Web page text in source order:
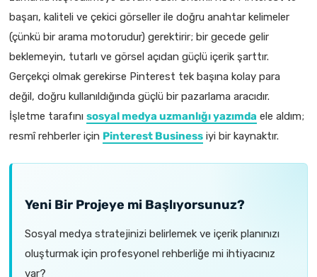
başarı, kaliteli ve çekici görseller ile doğru anahtar kelimeler
(çünkü bir arama motorudur) gerektirir; bir gecede gelir
beklemeyin, tutarlı ve görsel açıdan güçlü içerik şarttır.
Gerçekçi olmak gerekirse Pinterest tek başına kolay para
değil, doğru kullanıldığında güçlü bir pazarlama aracıdır.
İşletme tarafını sosyal medya uzmanlığı yazımda ele aldım;
resmî rehberler için Pinterest Business iyi bir kaynaktır.
Yeni Bir Projeye mi Başlıyorsunuz?
Sosyal medya stratejinizi belirlemek ve içerik planınızı
oluşturmak için profesyonel rehberliğe mi ihtiyacınız
var?